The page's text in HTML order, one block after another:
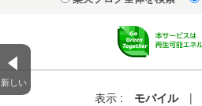
新しい
表示 : モバイル |